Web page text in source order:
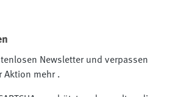
Newsletter und verpassen
Aktion mehr .